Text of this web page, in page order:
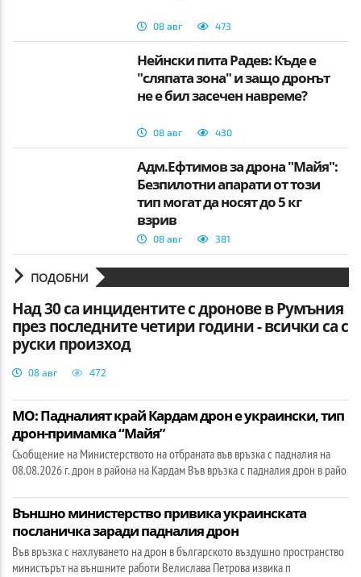
08 авг 473
Нейнски пита Радев: Къде е
"сляпата зона" и защо дронът
не е бил засечен навреме?
08 авг 430
Адм.Ефтимов за дрона "Майя":
Безпилотни апарати от този
тип могат да носят до 5 кг
взрив
08 авг 381
ПОДОБНИ
Над 30 са инцидентите с дронове в Румъния
през последните четири години - всички са с
руски произход
08 авг 472
МО: Падналият край Кардам дрон е украински, тип
дрон-примамка “Майя”
Съобщение на Министерството на отбраната във връзка с падналия на
08.08.2026 г. дрон в района на Кардам Във връзка с падналия дрон в райо
Външно министерство привика украинската
посланичка заради падналия дрон
Във връзка с нахлуването на дрон в българското въздушно пространство
министърът на външните работи Велислава Петрова извика п